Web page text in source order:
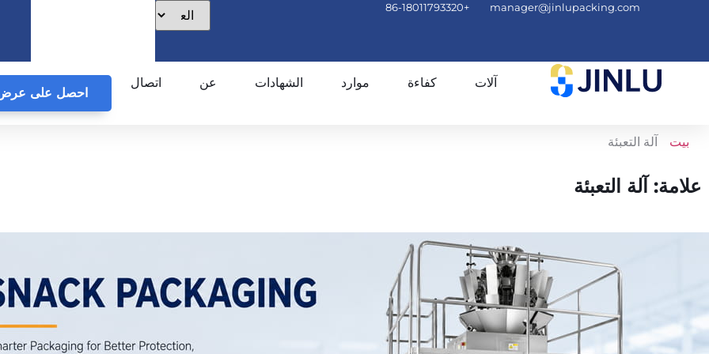
manager@jinlupacking.com
+86-18011793320
آلات كفاءة موارد الشهادات عن اتصال
احصل على عرض
بيت آلة التعبئة
علامة: آلة التعبئة